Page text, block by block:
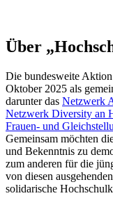
Über
Die bundesweite
Oktober 2025 als
darunter das Netzwerk
Netzwerk Diversity an
Frauen- und
Gemeinsam möchten
und Bekenntnis zu
zum anderen für die
von diesen
solidarische